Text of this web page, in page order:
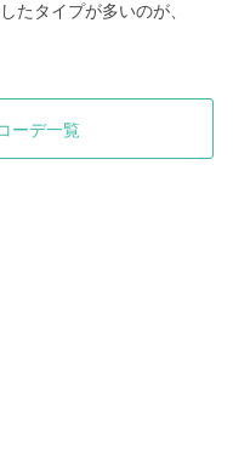
たタイプが多いのが、
ーデ一覧